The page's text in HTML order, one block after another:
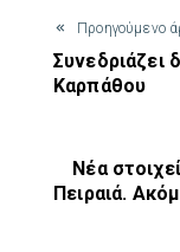
Προηγούμενο
Συνεδριάζει
Καρπάθου
Νέα
Πειραιά.